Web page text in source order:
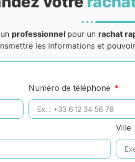
professionnel pour un rachat
les informations et
Numéro de téléphone
Ville